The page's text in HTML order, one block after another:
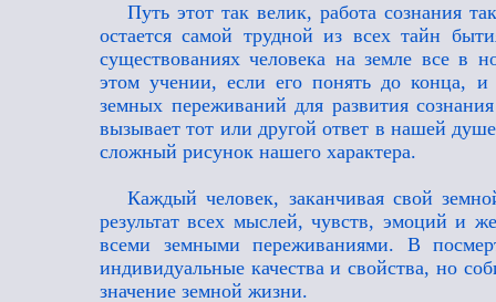
Путь этот так велик, работа сознания
остается самой трудной из всех тайн
существованиях человека на земле все в
этом учении, если его понять до конца, и
земных переживаний для развития
вызывает тот или другой ответ в нашей
сложный рисунок нашего характера.
Каждый человек, заканчивая свой
результат всех мыслей, чувств, эмоций и
всеми земными переживаниями. В
индивидуальные качества и свойства, но
значение земной жизни.